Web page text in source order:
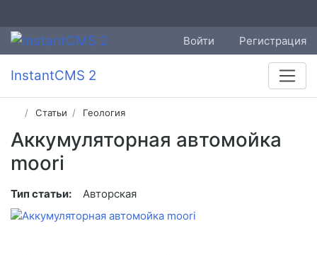
Войти Регистрация
InstantCMS 2
Статьи Геология
Аккумуляторная автомойка
moori
Тип статьи: Авторская